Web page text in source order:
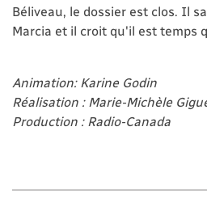
Béliveau, le dossier est clos. Il
Marcia et il croit qu'il est temps
Animation: Karine Godin
Réalisation : Marie-Michèle
Production : Radio-Canada